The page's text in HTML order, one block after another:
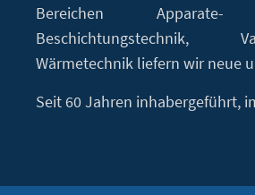
Bereichen
Beschichtungstechnik,
Wärmetechnik liefern wir neue
Seit 60 Jahren inhabergeführt,